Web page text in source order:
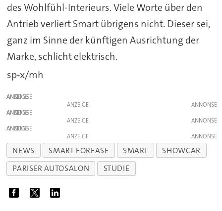
des Wohlfühl-Interieurs. Viele Worte über den
Antrieb verliert Smart übrigens nicht. Dieser sei,
ganz im Sinne der künftigen Ausrichtung der
Marke, schlicht elektrisch.
sp-x/mh
ANZEIGE
ANZEIGE
ANZEIGE
ANZEIGE
ANZEIGE
ANZEIGE
NEWS SMART FOREASE SMART
SHOWCAR
PARISER AUTOSALON
STUDIE